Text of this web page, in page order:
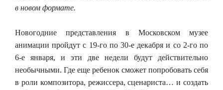
в новом формате.
Новогодние представления в Московском музее
анимации пройдут с 19-го по 30-е декабря и со 2-го по
6-е января, и эти две недели будут действительно
необычными. Где еще ребенок сможет попробовать себя
в роли композитора, режиссера, сценариста… и создать